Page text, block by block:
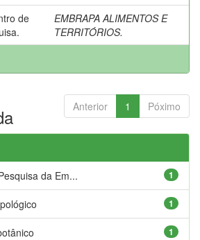
de
EMBRAPA ALIMENTOS E
TERRITÓRIOS.
Anterior 1 Póximo
1
da Em...
1
1